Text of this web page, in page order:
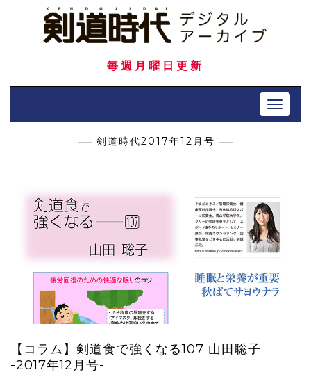
毎週月曜日更新
Toggle
剣道時代2017年12月号
【コラム】剣道食で強くなる107 山田聡子
-2017年12月号-